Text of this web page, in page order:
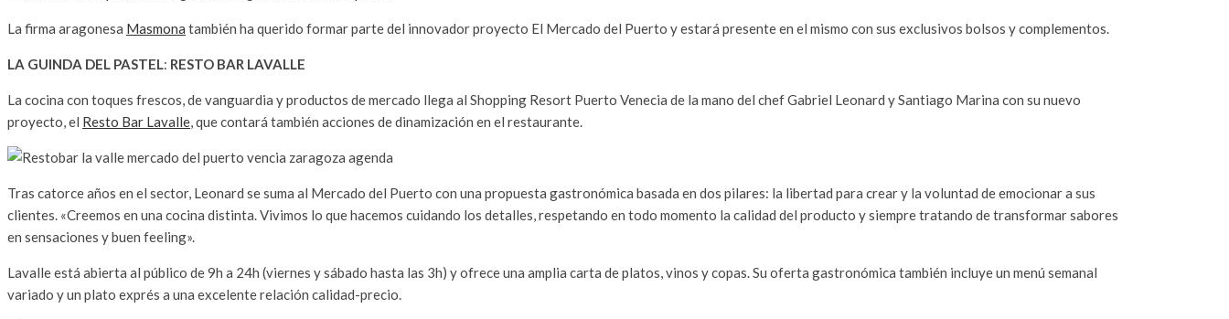
La firma aragonesa Masmona también ha querido formar parte del innovador proyecto El Mercado del Puerto y estará presente en el mismo con sus exclusivos bolsos y complementos.
LA GUINDA DEL PASTEL: RESTO BAR LAVALLE
La cocina con toques frescos, de vanguardia y productos de mercado llega al Shopping Resort Puerto Venecia de la mano del chef Gabriel Leonard y Santiago Marina con su nuevo
proyecto, el Resto Bar Lavalle, que contará también acciones de dinamización en el restaurante.
Tras catorce años en el sector, Leonard se suma al Mercado del Puerto con una propuesta gastronómica basada en dos pilares: la libertad para crear y la voluntad de emocionar a sus
clientes. «Creemos en una cocina distinta. Vivimos lo que hacemos cuidando los detalles, respetando en todo momento la calidad del producto y siempre tratando de transformar sabores
en sensaciones y buen feeling».
Lavalle está abierta al público de 9h a 24h (viernes y sábado hasta las 3h) y ofrece una amplia carta de platos, vinos y copas. Su oferta gastronómica también incluye un menú semanal
variado y un plato exprés a una excelente relación calidad-precio.